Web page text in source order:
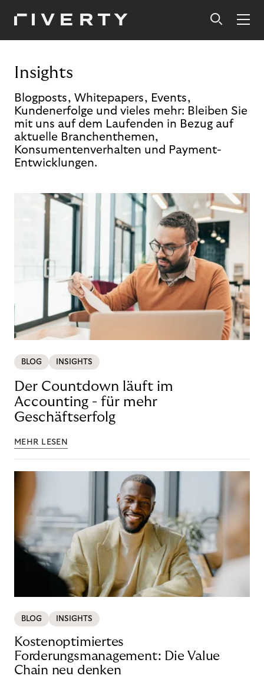
Insights
Blogposts, Whitepapers, Events,
Kundenerfolge und vieles mehr: Bleiben Sie
mit uns auf dem Laufenden in Bezug auf
aktuelle Branchenthemen,
Konsumentenverhalten und Payment-
Entwicklungen.
BLOG INSIGHTS
Der Countdown läuft im
Accounting - für mehr
Geschäftserfolg
MEHR LESEN
BLOG INSIGHTS
Kostenoptimiertes
Forderungsmanagement: Die Value
Chain neu denken